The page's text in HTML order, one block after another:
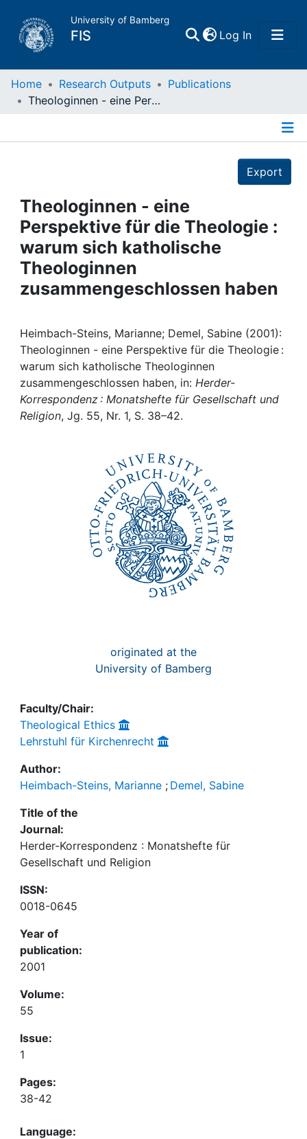
University of Bamberg
FIS Log In(current)
Home
Projects
People
Institutions
My FIS
Help
Home Research Outputs
Publications
Theologinnen - eine Perspektive für die Theologie : warum sich katholische Theologinnen zusammengeschlossen haben
Export
Theologinnen - eine
Perspektive für die Theologie :
warum sich katholische
Theologinnen
zusammengeschlossen haben
Heimbach-Steins, Marianne; Demel, Sabine (2001):
Theologinnen - eine Perspektive für die Theologie :
warum sich katholische Theologinnen
zusammengeschlossen haben, in: Herder-
Korrespondenz : Monatshefte für Gesellschaft und
Religion, Jg. 55, Nr. 1, S. 38–42.
originated at the
University of Bamberg
Faculty/Chair:
Theological Ethics
Lehrstuhl für Kirchenrecht
Author:
Heimbach-Steins, Marianne ; Demel, Sabine
Title of the
Journal:
Herder-Korrespondenz : Monatshefte für
Gesellschaft und Religion
ISSN:
0018-0645
Year of
publication:
2001
Volume:
55
Issue:
1
Pages:
38-42
Language: